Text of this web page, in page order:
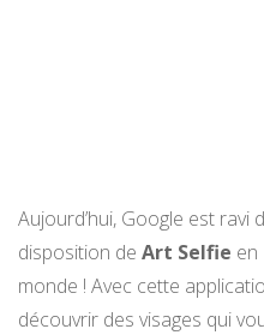
Aujourd’hui, Google est ravi
disposition de Art Selfie en
monde ! Avec cette
découvrir des visages qui